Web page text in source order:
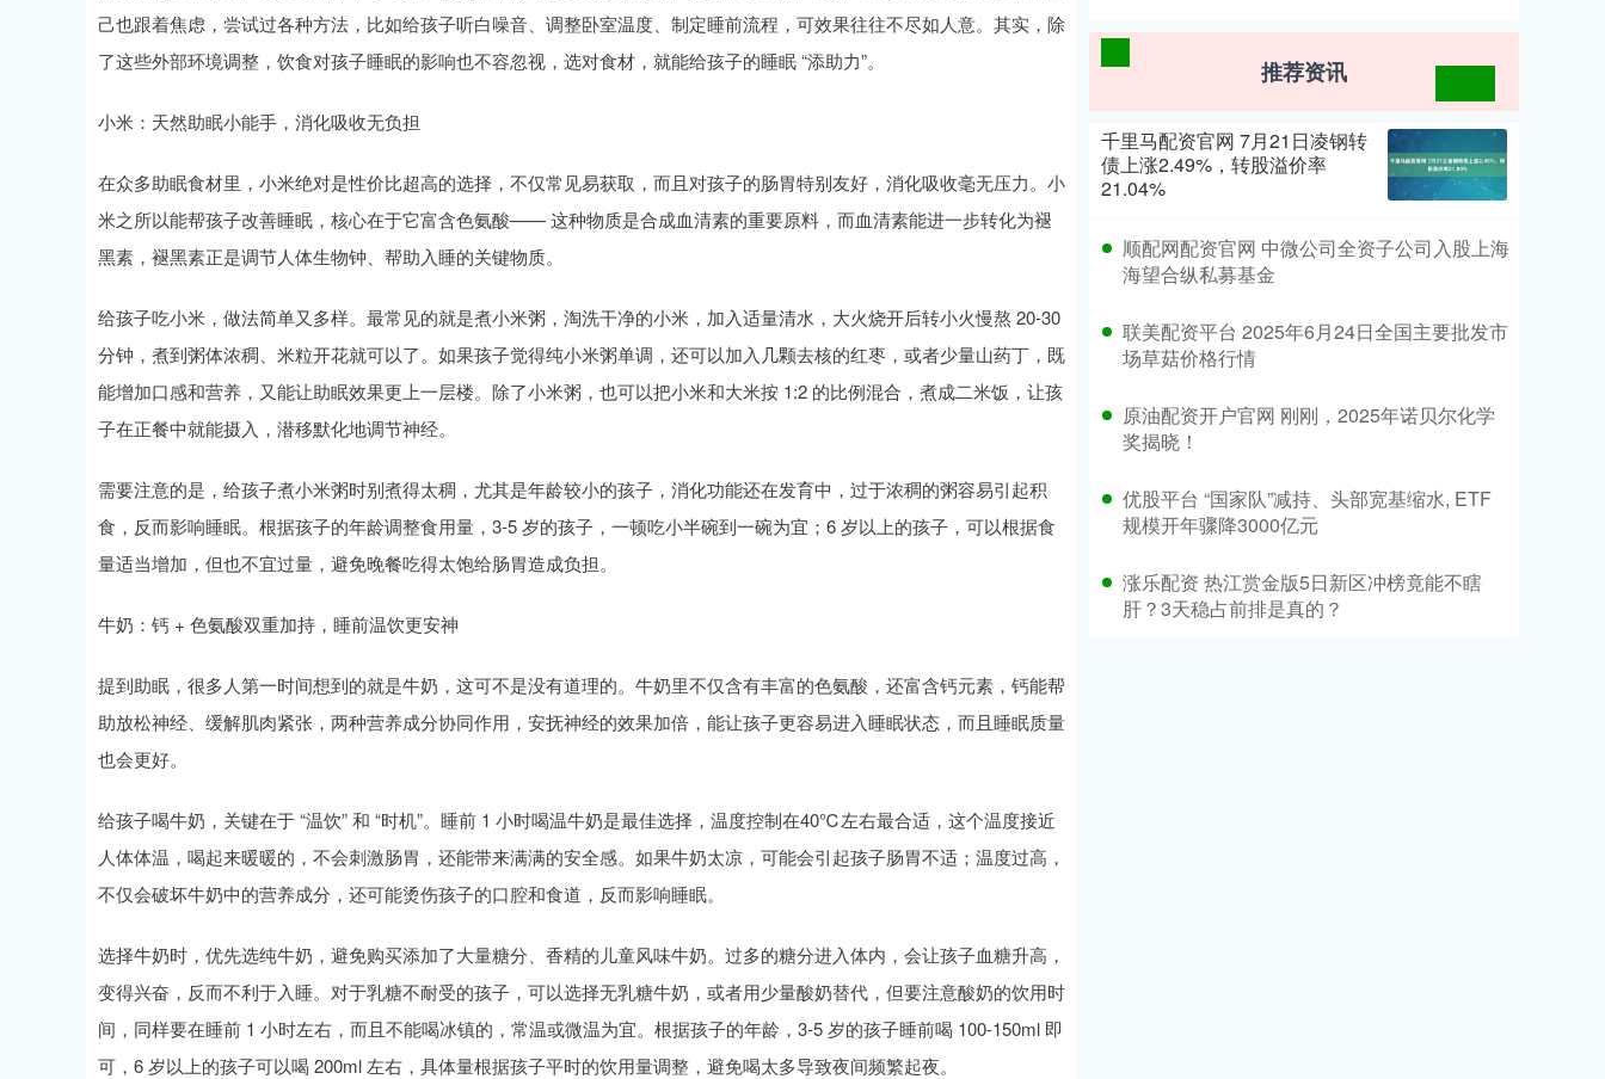
己也跟着焦虑，尝试过各种方法，比如给孩子听白噪音、调整卧室温度、制定睡前流程，可效果往往不尽如人意。其实，除
了这些外部环境调整，饮食对孩子睡眠的影响也不容忽视，选对食材，就能给孩子的睡眠 “添助力”。
小米：天然助眠小能手，消化吸收无负担
在众多助眠食材里，小米绝对是性价比超高的选择，不仅常见易获取，而且对孩子的肠胃特别友好，消化吸收毫无压力。小
米之所以能帮孩子改善睡眠，核心在于它富含色氨酸—— 这种物质是合成血清素的重要原料，而血清素能进一步转化为褪
黑素，褪黑素正是调节人体生物钟、帮助入睡的关键物质。
给孩子吃小米，做法简单又多样。最常见的就是煮小米粥，淘洗干净的小米，加入适量清水，大火烧开后转小火慢熬 20-30
分钟，煮到粥体浓稠、米粒开花就可以了。如果孩子觉得纯小米粥单调，还可以加入几颗去核的红枣，或者少量山药丁，既
能增加口感和营养，又能让助眠效果更上一层楼。除了小米粥，也可以把小米和大米按 1:2 的比例混合，煮成二米饭，让孩
子在正餐中就能摄入，潜移默化地调节神经。
需要注意的是，给孩子煮小米粥时别煮得太稠，尤其是年龄较小的孩子，消化功能还在发育中，过于浓稠的粥容易引起积
食，反而影响睡眠。根据孩子的年龄调整食用量，3-5 岁的孩子，一顿吃小半碗到一碗为宜；6 岁以上的孩子，可以根据食
量适当增加，但也不宜过量，避免晚餐吃得太饱给肠胃造成负担。
牛奶：钙 + 色氨酸双重加持，睡前温饮更安神
提到助眠，很多人第一时间想到的就是牛奶，这可不是没有道理的。牛奶里不仅含有丰富的色氨酸，还富含钙元素，钙能帮
助放松神经、缓解肌肉紧张，两种营养成分协同作用，安抚神经的效果加倍，能让孩子更容易进入睡眠状态，而且睡眠质量
也会更好。
给孩子喝牛奶，关键在于 “温饮” 和 “时机”。睡前 1 小时喝温牛奶是最佳选择，温度控制在40℃左右最合适，这个温度接近
人体体温，喝起来暖暖的，不会刺激肠胃，还能带来满满的安全感。如果牛奶太凉，可能会引起孩子肠胃不适；温度过高，
不仅会破坏牛奶中的营养成分，还可能烫伤孩子的口腔和食道，反而影响睡眠。
选择牛奶时，优先选纯牛奶，避免购买添加了大量糖分、香精的儿童风味牛奶。过多的糖分进入体内，会让孩子血糖升高，
变得兴奋，反而不利于入睡。对于乳糖不耐受的孩子，可以选择无乳糖牛奶，或者用少量酸奶替代，但要注意酸奶的饮用时
间，同样要在睡前 1 小时左右，而且不能喝冰镇的，常温或微温为宜。根据孩子的年龄，3-5 岁的孩子睡前喝 100-150ml 即
可，6 岁以上的孩子可以喝 200ml 左右，具体量根据孩子平时的饮用量调整，避免喝太多导致夜间频繁起夜。
推荐资讯
千里马配资官网 7月21日凌钢转
债上涨2.49%，转股溢价率
21.04%
顺配网配资官网 中微公司全资子公司入股上海
海望合纵私募基金
联美配资平台 2025年6月24日全国主要批发市
场草菇价格行情
原油配资开户官网 刚刚，2025年诺贝尔化学
奖揭晓！
优股平台 “国家队”减持、头部宽基缩水, ETF
规模开年骤降3000亿元
涨乐配资 热江赏金版5日新区冲榜竟能不瞎
肝？3天稳占前排是真的？